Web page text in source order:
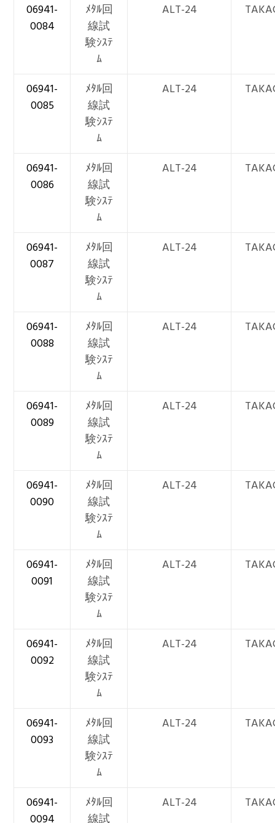
06941-
0084
ﾒﾀﾙ回
線試
験ｼｽﾃ
ﾑ
ALT-24
06941-
0085
ﾒﾀﾙ回
線試
験ｼｽﾃ
ﾑ
ALT-24
06941-
0086
ﾒﾀﾙ回
線試
験ｼｽﾃ
ﾑ
ALT-24
06941-
0087
ﾒﾀﾙ回
線試
験ｼｽﾃ
ﾑ
ALT-24
06941-
0088
ﾒﾀﾙ回
線試
験ｼｽﾃ
ﾑ
ALT-24
06941-
0089
ﾒﾀﾙ回
線試
験ｼｽﾃ
ﾑ
ALT-24
06941-
0090
ﾒﾀﾙ回
線試
験ｼｽﾃ
ﾑ
ALT-24
06941-
0091
ﾒﾀﾙ回
線試
験ｼｽﾃ
ﾑ
ALT-24
06941-
0092
ﾒﾀﾙ回
線試
験ｼｽﾃ
ﾑ
ALT-24
06941-
0093
ﾒﾀﾙ回
線試
験ｼｽﾃ
ﾑ
ALT-24
06941-
0094
ﾒﾀﾙ回
線試
ALT-24